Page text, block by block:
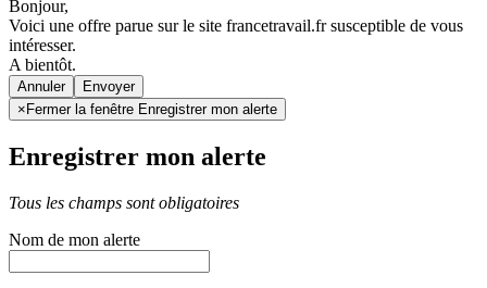
Bonjour,
Voici une offre parue sur le site francetravail.fr susceptible de vous
intéresser.
A bientôt.
Annuler
× Fermer la fenêtre Enregistrer mon alerte
Enregistrer mon alerte
Tous les champs sont obligatoires
Nom de mon alerte